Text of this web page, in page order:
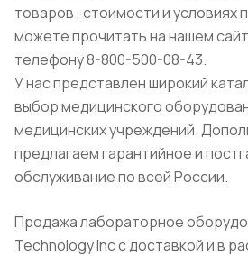
товаров , стоимости и условиях
можете прочитать на нашем
телефону 8-800-500-08-43.
У нас представлен широкий
выбор медицинского
медицинских учреждений.
предлагаем гарантийное и
обслуживание по всей России.
Продажа лабораторное
Technology Inc с доставкой и в